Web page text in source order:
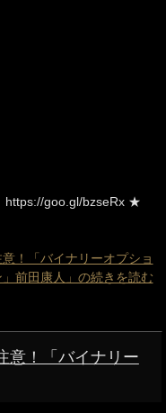
https://goo.gl/bzseRx ★
！「バイナリーオプショ
」前田康人」の続きを読む
意！「バイナリー